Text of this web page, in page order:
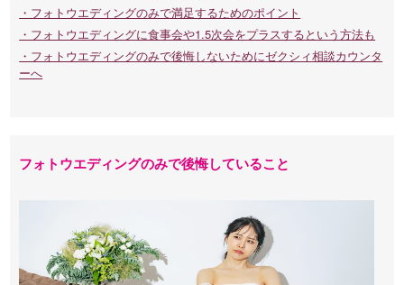
・フォトウエディングのみで満足するためのポイント
・フォトウエディングに食事会や1.5次会をプラスするという方法も
・フォトウエディングのみで後悔しないためにゼクシィ相談カウンタ
ーへ
フォトウエディングのみで後悔していること